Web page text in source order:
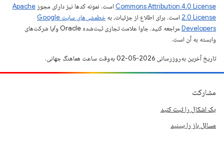
Commons Attribution 4.0 License است. نمونه کدها نیز دارای مجوز Apache
2.0 License است. برای اطلاع از جزئیات، به
خطمشی‌های سایت Google
Developers‏
مراجعه کنید. جاوا علامت تجاری ثبت‌شده Oracle و/یا شرکت‌های
وابسته به آن است.
تاریخ آخرین به‌روزرسانی 2026-05-02 به‌وقت ساعت هماهنگ جهانی.
مشارکت
یک اشکال را ثبت کنید
مسائل باز را ببینید